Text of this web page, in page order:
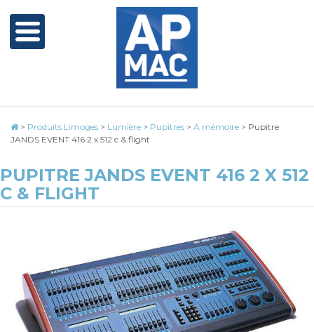
> Produits Limoges > Lumière > Pupitres > A mémoire > Pupitre
JANDS EVENT 416 2 x 512 c & flight
PUPITRE JANDS EVENT 416 2 X 512
C & FLIGHT